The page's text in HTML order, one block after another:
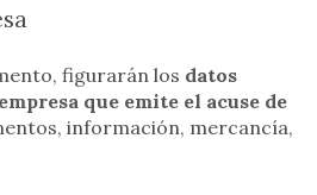
figurarán los datos
que emite el acuse de
información, mercancía,